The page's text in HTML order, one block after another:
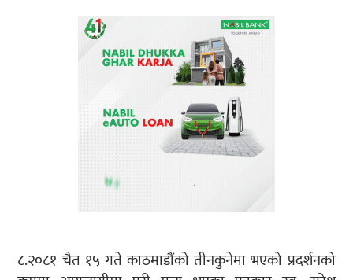
८.२०८१ चैत १५ गते काठमाडौंको तीनकुनेमा भएको प्रदर्शनको